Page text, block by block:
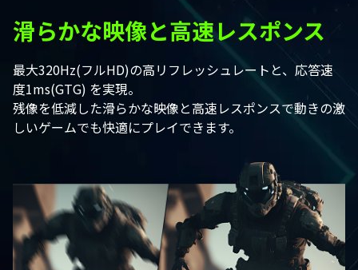
滑らかな映像と高速レスポンス
最大320Hz(フルHD)の高リフレッシュレートと、応答速
度1ms(GTG) を実現。
残像を低減した滑らかな映像と高速レスポンスで動きの激
しいゲームでも快適にプレイできます。